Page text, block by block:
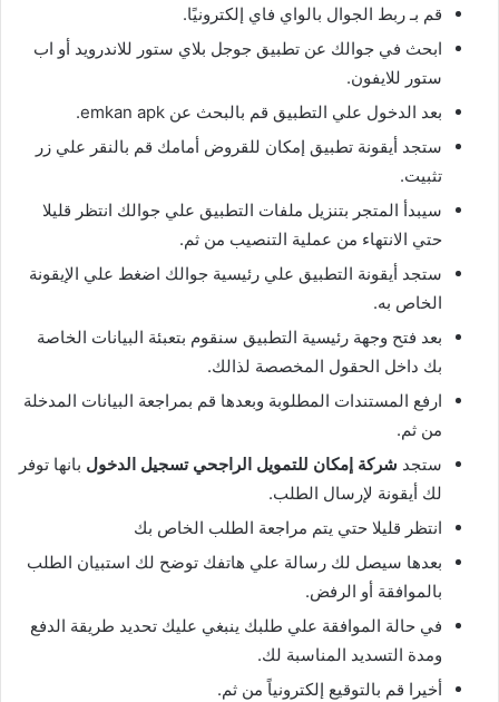
قم بـ ربط الجوال بالواي فاي إلكترونيًا.
ابحث في جوالك عن تطبيق جوجل بلاي ستور للاندرويد أو اب
ستور للايفون.
بعد الدخول علي التطبيق قم بالبحث عن emkan apk.
ستجد أيقونة تطبيق إمكان للقروض أمامك قم بالنقر علي زر
تثبيت.
سيبدأ المتجر بتنزيل ملفات التطبيق علي جوالك انتظر قليلا
حتي الانتهاء من عملية التنصيب من ثم.
ستجد أيقونة التطبيق علي رئيسية جوالك اضغط علي الإيقونة
الخاص به.
بعد فتح وجهة رئيسية التطبيق سنقوم بتعبئة البيانات الخاصة
بك داخل الحقول المخصصة لذالك.
ارفع المستندات المطلوبة وبعدها قم بمراجعة البيانات المدخلة
من ثم.
ستجد شركة إمكان للتمويل الراجحي تسجيل الدخول بانها توفر
لك أيقونة لإرسال الطلب.
انتظر قليلا حتي يتم مراجعة الطلب الخاص بك
بعدها سيصل لك رسالة علي هاتفك توضح لك استبيان الطلب
بالموافقة أو الرفض.
في حالة الموافقة علي طلبك ينبغي عليك تحديد طريقة الدفع
ومدة التسديد المناسبة لك.
أخيرا قم بالتوقيع إلكترونياً من ثم.